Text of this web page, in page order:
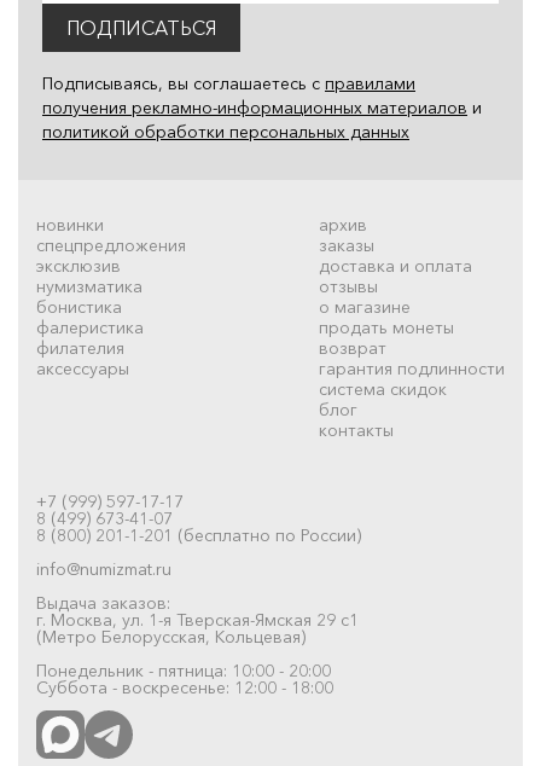
ПОДПИСАТЬСЯ
Подписываясь, вы соглашаетесь с правилами
получения рекламно-информационных материалов и
политикой обработки персональных данных
новинки
спецпредложения
эксклюзив
нумизматика
бонистика
фалеристика
филателия
аксессуары
архив
заказы
доставка и оплата
отзывы
о магазине
продать монеты
возврат
гарантия подлинности
система скидок
блог
контакты
+7 (999) 597-17-17
8 (499) 673-41-07
8 (800) 201-1-201 (бесплатно по России)
info@numizmat.ru
Выдача заказов:
г. Москва, ул. 1-я Тверская-Ямская 29 с1
(Метро Белорусская, Кольцевая)
Понедельник - пятница: 10:00 - 20:00
Суббота - воскресенье: 12:00 - 18:00